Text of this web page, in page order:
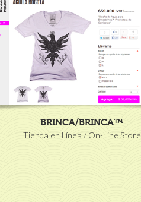
BRINCA/BRINCA™
Tienda en Línea / On-Line Store